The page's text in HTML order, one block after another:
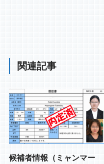
関連記事
候補者情報（ミャンマー